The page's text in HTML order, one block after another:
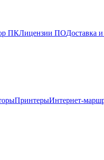
ПКЛицензии ПОДоставка
ПринтерыИнтернет-